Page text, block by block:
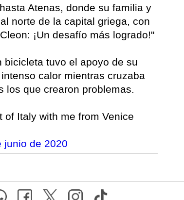
Atenas, donde su familia y
norte de la capital griega, con
¡Un desafío más logrado!"
bicicleta tuvo el apoyo de su
calor mientras cruzaba
los que crearon problemas.
Italy with me from Venice
junio de 2020